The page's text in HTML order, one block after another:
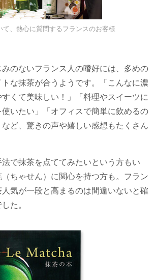
て、熱心に質問するフランスのお客様
のないフランス人の嗜好には、多めの
な抹茶が合うようです。「こんなに濃
くて美味しい！」「料理やスイーツに
いたい」「オフィスで簡単に飲めるの
ど、驚きの声や嬉しい感想もたくさん
で抹茶を点ててみたいという方もい
ちゃせん）に関心を持つ方も。フラン
気が一段と高まるのは間違いないと確
た。